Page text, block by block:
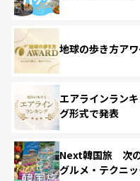
地球の歩き方ア
エアラインラン
グ形式で発表
Next韓国旅 次の
グルメ・テクニ